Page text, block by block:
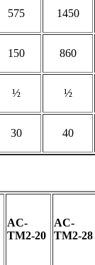
575 1450
150 860
½ ½
30 40
AC-
TM2-20
AC-
TM2-28